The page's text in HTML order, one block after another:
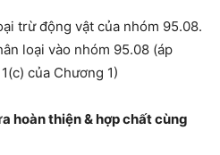
trừ động vật của nhóm 95.08.
loại vào nhóm 95.08 (áp
của Chương 1)
hoàn thiện & hợp chất cùng